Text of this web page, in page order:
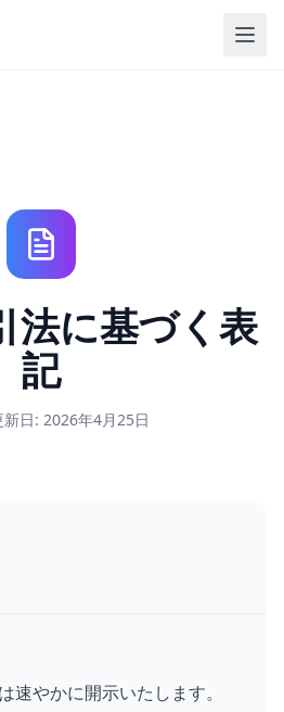
法に基づく表
記
新日: 2026年4月25日
速やかに開示いたします。